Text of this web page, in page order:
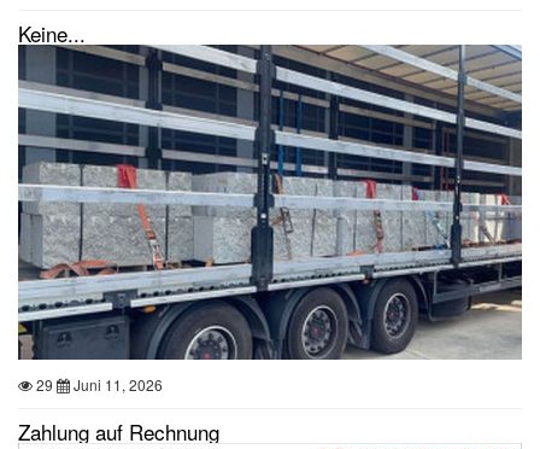
Keine...
29 Juni 11, 2026
Zahlung auf Rechnung